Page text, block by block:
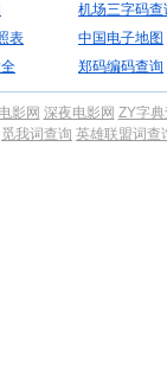
机场三字码查
表
中国电子地图
郑码编码查询
影网 深夜电影网 ZY字
觅我词查询 英雄联盟词查